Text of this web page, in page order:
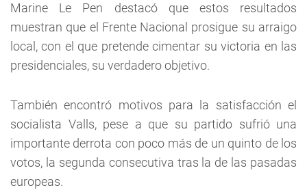
Marine Le Pen destacó que estos resultados
muestran que el Frente Nacional prosigue su arraigo
local, con el que pretende cimentar su victoria en las
presidenciales, su verdadero objetivo.
También encontró motivos para la satisfacción el
socialista Valls, pese a que su partido sufrió una
importante derrota con poco más de un quinto de los
votos, la segunda consecutiva tras la de las pasadas
europeas.